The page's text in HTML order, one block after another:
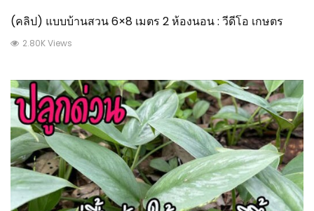
(คลิป) แบบบ้านสวน 6×8 เมตร 2 ห้องนอน : วีดีโอ เกษตร
2.80K Views